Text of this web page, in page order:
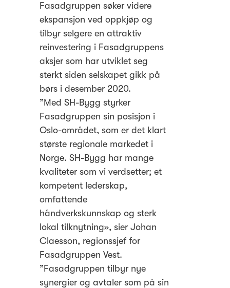
Fasadgruppen søker videre
ekspansjon ved oppkjøp og
tilbyr selgere en attraktiv
reinvestering i Fasadgruppens
aksjer som har utviklet seg
sterkt siden selskapet gikk på
børs i desember 2020.
”Med SH-Bygg styrker
Fasadgruppen sin posisjon i
Oslo-området, som er det klart
største regionale markedet i
Norge. SH-Bygg har mange
kvaliteter som vi verdsetter; et
kompetent lederskap,
omfattende
håndverkskunnskap og sterk
lokal tilknytning», sier Johan
Claesson, regionssjef for
Fasadgruppen Vest.
”Fasadgruppen tilbyr nye
synergier og avtaler som på sin